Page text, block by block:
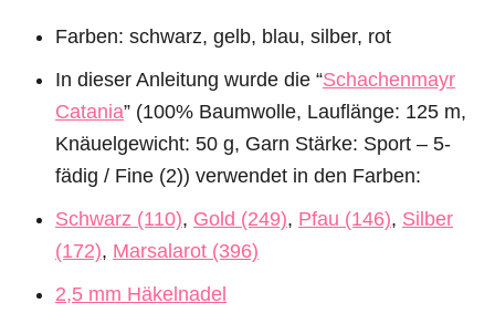
Farben: schwarz, gelb, blau, silber, rot
In dieser Anleitung wurde die “Schachenmayr
Catania” (100% Baumwolle, Lauflänge: 125 m,
Knäuelgewicht: 50 g, Garn Stärke: Sport – 5-
fädig / Fine (2)) verwendet in den Farben:
Schwarz (110), Gold (249), Pfau (146), Silber
(172), Marsalarot (396)
2,5 mm Häkelnadel